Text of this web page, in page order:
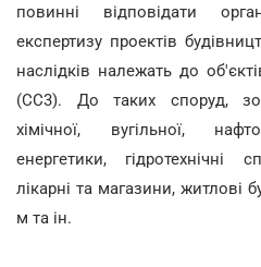
повинні відповідати
експертизу проектів
наслідків належать до
(СС3). До таких споруд,
хімічної, вугільної,
енергетики, гідротехнічні
лікарні та магазини, житлові
м та ін.